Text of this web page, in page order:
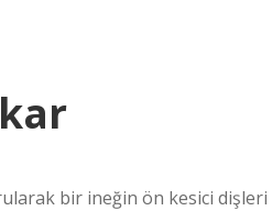
bir ineğin ön kesici dişleri